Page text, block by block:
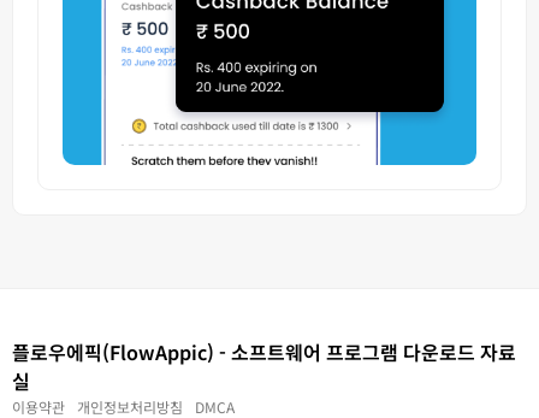
플로우에픽(FlowAppic) - 소프트웨어 프로그램 다운로드 자료
실
이용약관 개인정보처리방침 DMCA